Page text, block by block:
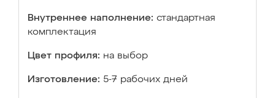
Внутреннее наполнение: стандартная
комплектация
Цвет профиля: на выбор
Изготовление: 5-7 рабочих дней